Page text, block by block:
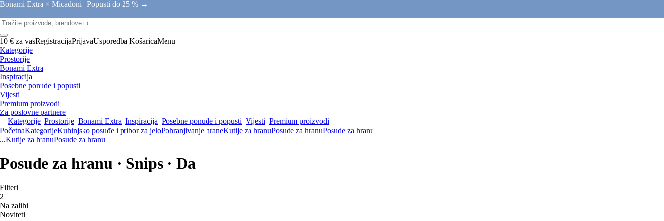
Bonami Extra × Micadoni | Popusti do 25 % →
10 € za vasRegistracijaPrijavaUsporedba KošaricaMenu
Kategorije
Prostorije
Bonami Extra
Inspiracija
Posebne ponude i popusti
Vijesti
Premium proizvodi
Za poslovne partnere
Kategorije Prostorije Bonami Extra Inspiracija Posebne ponude i popusti Vijesti Premium proizvodi
PočetnaKategorijeKuhinjsko posuđe i pribor za jeloPohranjivanje hraneKutije za hranuPosude za hranuPosude za hranu
...Kutije za hranuPosude za hranu
Posude za hranu · Snips · Da
Filteri
2
Na zalihi
Noviteti